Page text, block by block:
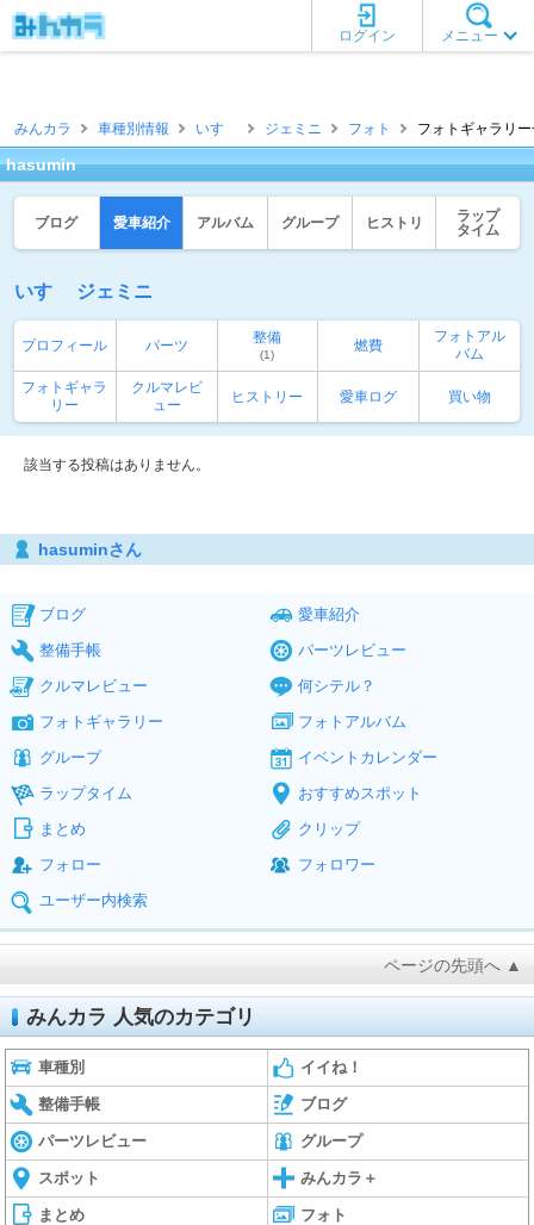
メニュー
ログイン
みんカラ 車種別情報 いすゞ ジェミニ フォト フォトギャラリ
hasumin
ブログ 愛車紹介 アルバム グループ ヒストリ
ラップ
タイム
いすゞ ジェミニ
プロフィール パーツ 整備
(1)
燃費
フォトアル
バム
フォトギャラ
リー
クルマレビ
ュー
ヒストリー 愛車ログ 買い物
該当する投稿はありません。
hasuminさん
ブログ
愛車紹介
整備手帳
パーツレビュー
クルマレビュー
何シテル？
フォトギャラリー
フォトアルバム
グループ
イベントカレンダー
ラップタイム
おすすめスポット
まとめ
クリップ
フォロー
フォロワー
ユーザー内検索
ページの先頭へ ▲
みんカラ 人気のカテゴリ
車種別 イイね！
整備手帳 ブログ
パーツレビュー グループ
スポット みんカラ＋
まとめ フォト